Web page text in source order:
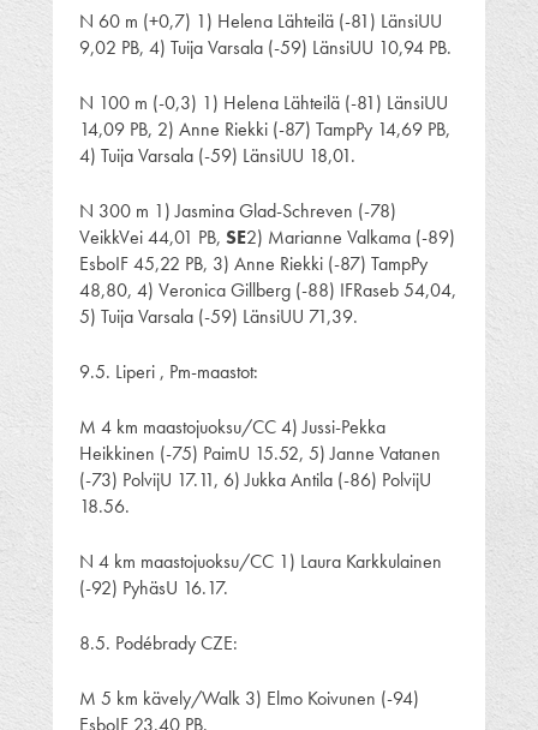
N 60 m (+0,7) 1) Helena Lähteilä (-81) LänsiUU
9,02 PB, 4) Tuija Varsala (-59) LänsiUU 10,94 PB.
N 100 m (-0,3) 1) Helena Lähteilä (-81) LänsiUU
14,09 PB, 2) Anne Riekki (-87) TampPy 14,69 PB,
4) Tuija Varsala (-59) LänsiUU 18,01.
N 300 m 1) Jasmina Glad-Schreven (-78)
VeikkVei 44,01 PB, SE2) Marianne Valkama (-89)
EsboIF 45,22 PB, 3) Anne Riekki (-87) TampPy
48,80, 4) Veronica Gillberg (-88) IFRaseb 54,04,
5) Tuija Varsala (-59) LänsiUU 71,39.
9.5. Liperi , Pm-maastot:
M 4 km maastojuoksu/CC 4) Jussi-Pekka
Heikkinen (-75) PaimU 15.52, 5) Janne Vatanen
(-73) PolvijU 17.11, 6) Jukka Antila (-86) PolvijU
18.56.
N 4 km maastojuoksu/CC 1) Laura Karkkulainen
(-92) PyhäsU 16.17.
8.5. Podébrady CZE:
M 5 km kävely/Walk 3) Elmo Koivunen (-94)
EsboIF 23.40 PB.